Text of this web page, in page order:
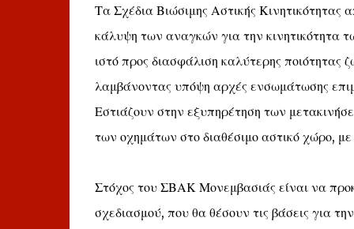
Τα Σχέδια Βιώσιμης Αστικής Κινητικότητας
κάλυψη των αναγκών για την κινητικότητα
ιστό προς διασφάλιση καλύτερης ποιότητας
λαμβάνοντας υπόψη αρχές ενσωμάτωσης
Εστιάζουν στην εξυπηρέτηση των
των οχημάτων στο διαθέσιμο αστικό χώρο,
Στόχος του ΣΒΑΚ Μονεμβασιάς είναι να
σχεδιασμού, που θα θέσουν τις βάσεις για